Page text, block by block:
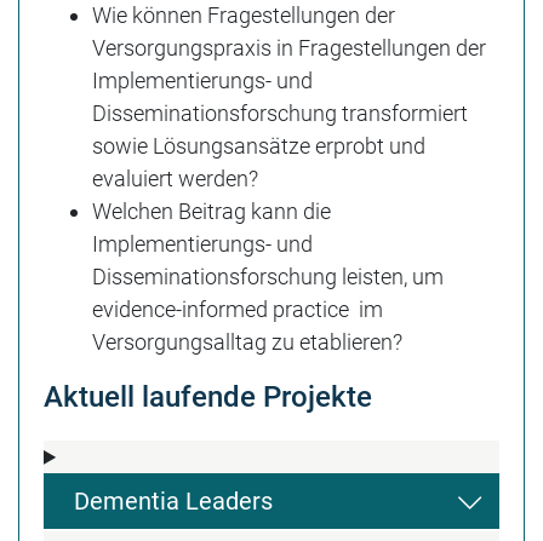
Wie können Fragestellungen der
Versorgungspraxis in Fragestellungen der
Implementierungs- und
Disseminationsforschung transformiert
sowie Lösungsansätze erprobt und
evaluiert werden?
Welchen Beitrag kann die
Implementierungs- und
Disseminationsforschung leisten, um
evidence-informed practice im
Versorgungsalltag zu etablieren?
Aktuell laufende Projekte
Dementia Leaders